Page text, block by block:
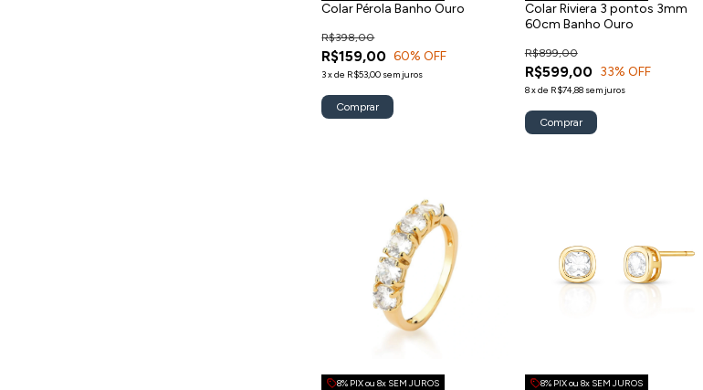
Colar Pérola Banho Ouro
R$159,00
R$398,00
60% OFF
3xde R$53,00 sem juros
Colar Riviera 3 pontos 3mm
60cm Banho Ouro
R$599,00
R$899,00
33% OFF
8xde R$74,88 sem juros
Comprar
8% PIX ou 8x SEM JUROS 8% PIX ou 8x SEM JUROS